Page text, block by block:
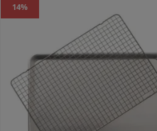
14%